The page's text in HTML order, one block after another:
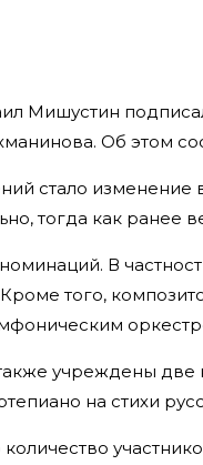
Мишустин
Об этом
стало изменение
тогда как ранее
В
того,
учреждены
на стихи